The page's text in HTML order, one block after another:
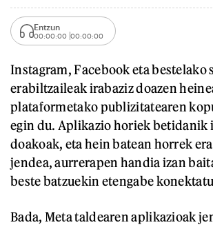
Entzun
00:00:00 00:00:00
Instagram, Facebook eta bestelako
erabiltzaileak irabaziz doazen
plataformetako publizitatearen
egin du. Aplikazio horiek betidanik
doakoak, eta hein batean horrek
jendea, aurrerapen handia izan
beste batzuekin etengabe
Bada, Meta taldearen aplikazioak